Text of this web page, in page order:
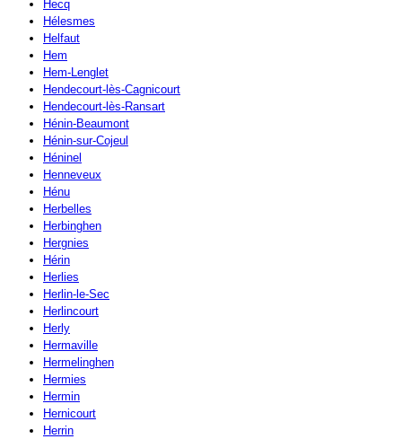
Hecq
Hélesmes
Helfaut
Hem
Hem-Lenglet
Hendecourt-lès-Cagnicourt
Hendecourt-lès-Ransart
Hénin-Beaumont
Hénin-sur-Cojeul
Héninel
Henneveux
Hénu
Herbelles
Herbinghen
Hergnies
Hérin
Herlies
Herlin-le-Sec
Herlincourt
Herly
Hermaville
Hermelinghen
Hermies
Hermin
Hernicourt
Herrin